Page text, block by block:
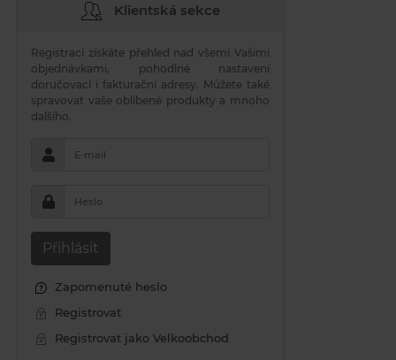
Klientská sekce
Registrací získáte přehled nad všemi Vašimi
objednávkami, pohodlné nastavení
doručovací i fakturační adresy. Můžete také
spravovat vaše oblíbené produkty a mnoho
dalšího.
E-mail
Heslo
Přihlásit
Zapomenuté heslo
Registrovat
Registrovat jako Velkoobchod